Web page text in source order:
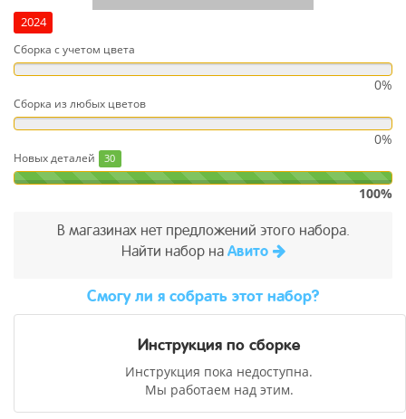
2024
Сборка с учетом цвета
0%
Сборка из любых цветов
0%
Новых деталей 30
100%
В магазинах нет предложений этого набора.
Найти набор на Авито
Cмогу ли я собрать этот набор?
Инструкция по сборке
Инструкция пока недоступна.
Мы работаем над этим.